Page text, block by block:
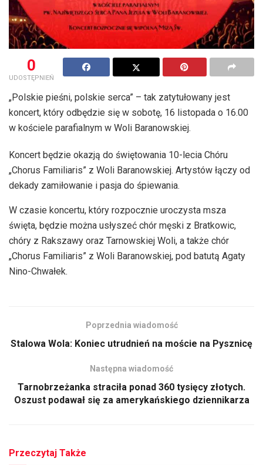
0
UDOSTĘPNIEŃ
„Polskie pieśni, polskie serca” – tak zatytułowany jest
koncert, który odbędzie się w sobotę, 16 listopada o 16.00
w kościele parafialnym w Woli Baranowskiej.
Koncert będzie okazją do świętowania 10-lecia Chóru
„Chorus Familiaris” z Woli Baranowskiej. Artystów łączy od
dekady zamiłowanie i pasja do śpiewania.
W czasie koncertu, który rozpocznie uroczysta msza
święta, będzie można usłyszeć chór męski z Bratkowic,
chóry z Rakszawy oraz Tarnowskiej Woli, a także chór
„Chorus Familiaris” z Woli Baranowskiej, pod batutą Agaty
Nino-Chwałek.
Poprzednia wiadomość
Stalowa Wola: Koniec utrudnień na moście na Pysznicę
Następna wiadomość
Tarnobrzeżanka straciła ponad 360 tysięcy złotych.
Oszust podawał się za amerykańskiego dziennikarza
Przeczytaj Także